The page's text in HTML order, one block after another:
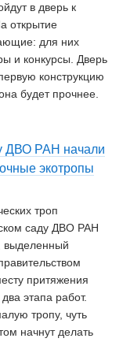
в дверь к
открытие
для них
и конкурсы. Дверь
конструкцию
будет прочнее.
ДВО РАН начали
экотропы
троп
саду ДВО РАН
выделенный
притяжения
этапа работ.
тропу, чуть
начнут делать